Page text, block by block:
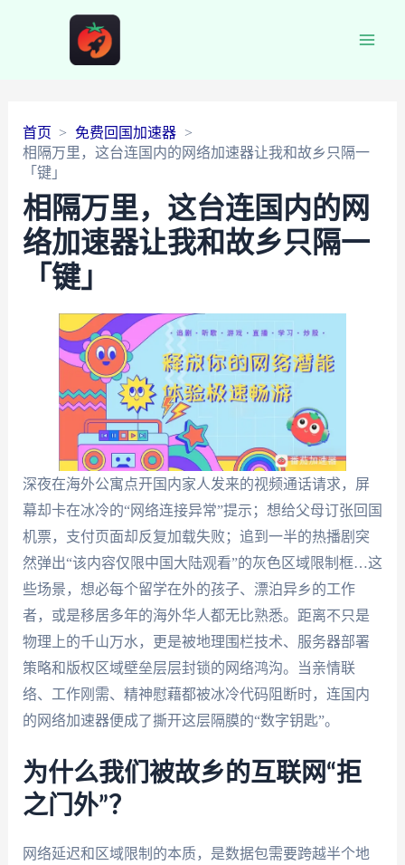
首页
免费回国加速器
相隔万里，这台连国内的网络加速器让我和故乡只隔一
「键」
相隔万里，这台连国内的网
络加速器让我和故乡只隔一
「键」
深夜在海外公寓点开国内家人发来的视频通话请求，屏
幕却卡在冰冷的“网络连接异常”提示；想给父母订张回国
机票，支付页面却反复加载失败；追到一半的热播剧突
然弹出“该内容仅限中国大陆观看”的灰色区域限制框…这
些场景，想必每个留学在外的孩子、漂泊异乡的工作
者，或是移居多年的海外华人都无比熟悉。距离不只是
物理上的千山万水，更是被地理围栏技术、服务器部署
策略和版权区域壁垒层层封锁的网络鸿沟。当亲情联
络、工作刚需、精神慰藉都被冰冷代码阻断时，连国内
的网络加速器便成了撕开这层隔膜的“数字钥匙”。
为什么我们被故乡的互联网“拒
之门外”？
网络延迟和区域限制的本质，是数据包需要跨越半个地